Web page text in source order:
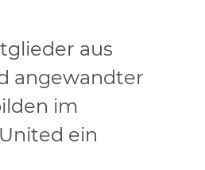
aus
angewandter
im
ein